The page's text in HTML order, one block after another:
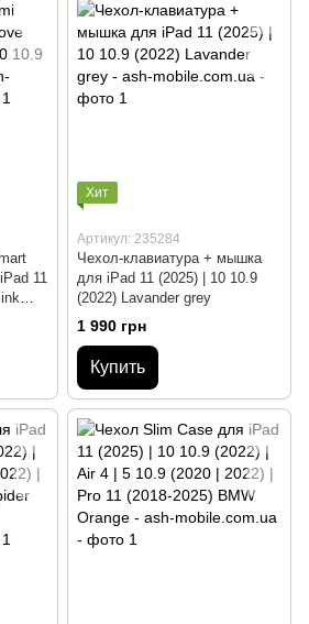
11
Хит
Артикул: 235284
Чехол-клавиатура + мышка
для iPad 11 (2025) | 10 10.9
(2022) Lavander grey
1 990 грн
Купить